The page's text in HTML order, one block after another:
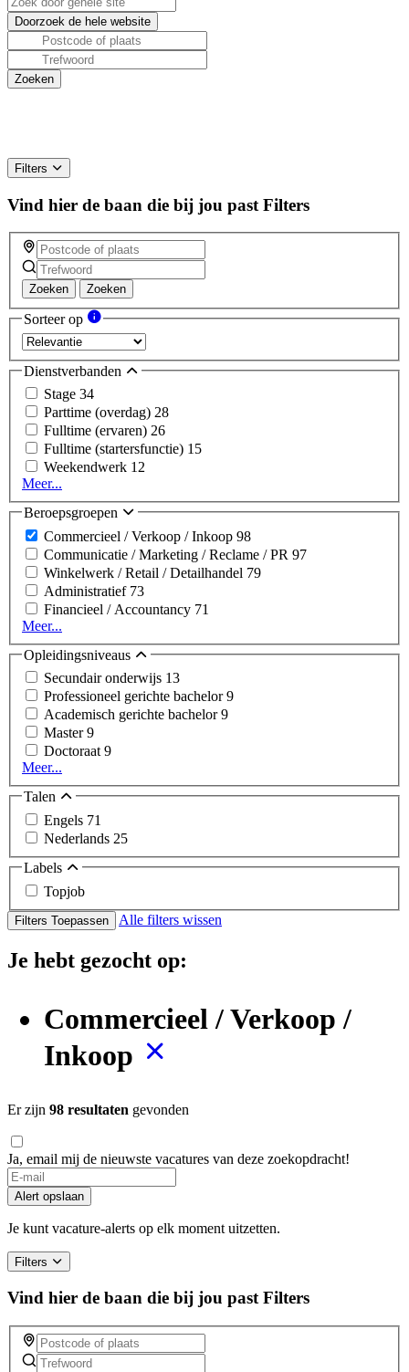
Filters
Vind hier de baan die bij jou past Filters
Zoeken Zoeken
Sorteer op
Dienstverbanden
Stage 34
Parttime (overdag) 28
Fulltime (ervaren) 26
Fulltime (startersfunctie) 15
Weekendwerk 12
Meer...
Beroepsgroepen
Commercieel / Verkoop / Inkoop 98
Communicatie / Marketing / Reclame / PR 97
Winkelwerk / Retail / Detailhandel 79
Administratief 73
Financieel / Accountancy 71
Meer...
Opleidingsniveaus
Secundair onderwijs 13
Professioneel gerichte bachelor9
Academisch gerichte bachelor9
Master9
Doctoraat9
Meer...
Talen
Engels 71
Nederlands 25
Labels
Topjob
Filters Toepassen Alle filters wissen
Je hebt gezocht op:
Commercieel / Verkoop /
Inkoop
Er zijn 98 resultaten gevonden
Ja, email mij de nieuwste vacatures van deze zoekopdracht!
If
you
are
a
ignore
this
field
Alert opslaan
Je kunt vacature-alerts op elk moment uitzetten.
Filters
Vind hier de baan die bij jou past Filters